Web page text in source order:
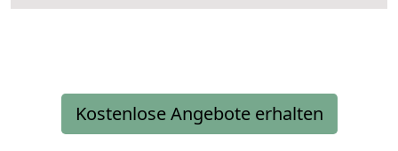
Kostenlose Angebote erhalten